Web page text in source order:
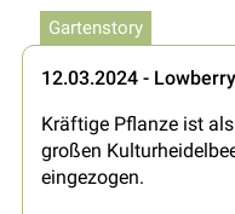
Gartenstory
12.03.2024 -
Kräftige Pflanze ist
großen
eingezogen.